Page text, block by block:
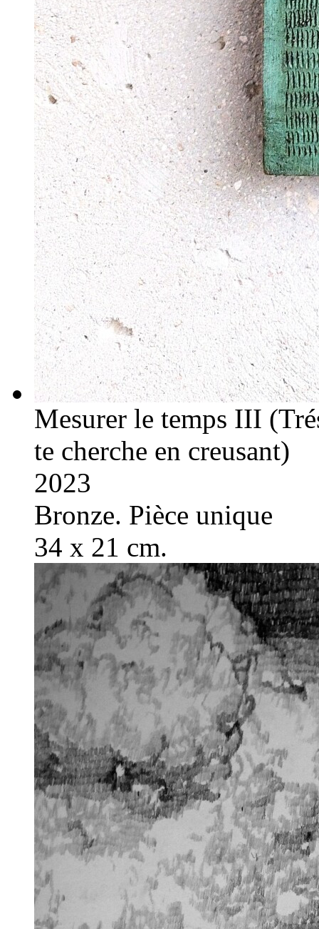
Mesurer le temps III
te cherche en creusant)
2023
Bronze. Pièce unique
34 x 21 cm.